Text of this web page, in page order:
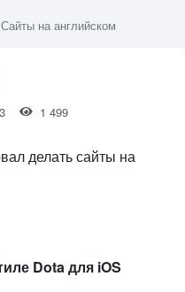
Сайты на английском
1 499
делать сайты на
Dota для iOS